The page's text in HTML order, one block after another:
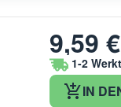
9,59 €
1-2
IN